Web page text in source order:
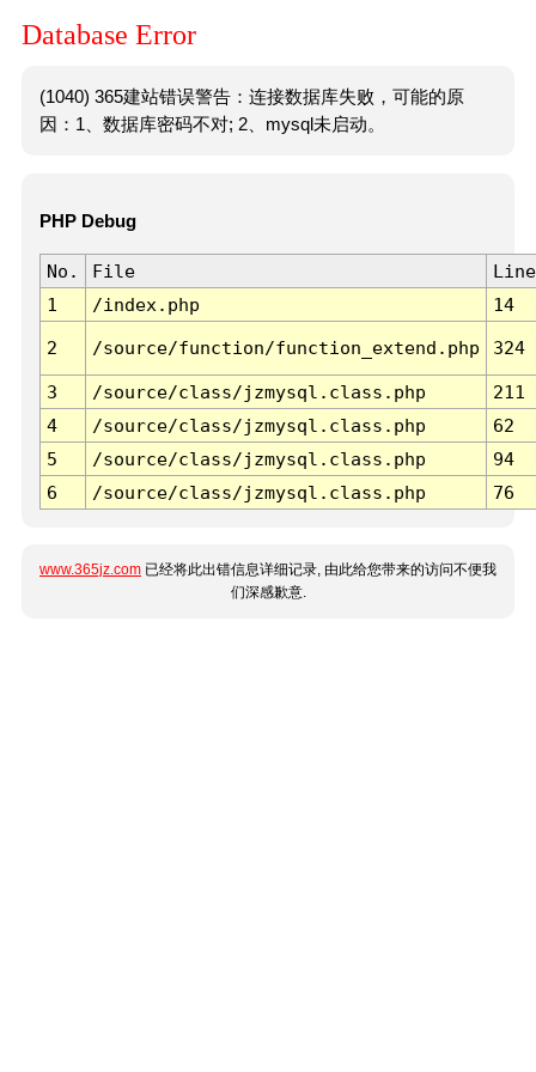
Database Error
(1040) 365建站错误警告：连接数据库失败，可能的原
因：1、数据库密码不对; 2、mysql未启动。
PHP Debug
No. File
Line
1
/index.php 14
2 /source/function/function_extend.php 324
3 /source/class/jzmysql.class.php
211
4
/source/class/jzmysql.class.php
62
5
/source/class/jzmysql.class.php
94
6
/source/class/jzmysql.class.php 76
www.365jz.com 已经将此出错信息详细记录, 由此给您带来的访问不便我
们深感歉意.